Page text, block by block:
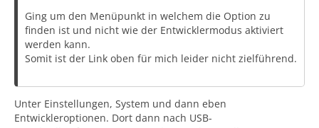
Ging um den Menüpunkt in welchem die Option zu
finden ist und nicht wie der Entwicklermodus aktiviert
werden kann.
Somit ist der Link oben für mich leider nicht zielführend.
Unter Einstellungen, System und dann eben
Entwickleroptionen. Dort dann nach USB-